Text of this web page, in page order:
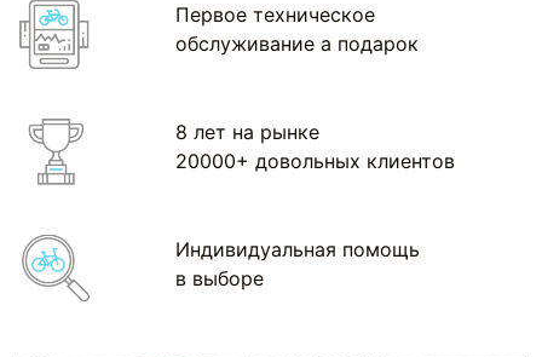
Первое техническое
обслуживание а подарок
8 лет на рынке
20000+ довольных клиентов
Индивидуальная помощь
в выборе